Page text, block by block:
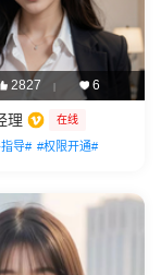
2827 | 6
理 在线
导# #权限开通#